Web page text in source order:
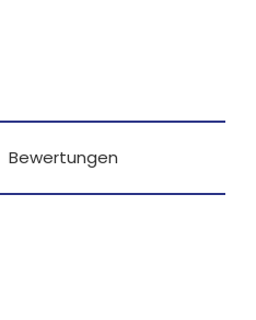
Bewertungen